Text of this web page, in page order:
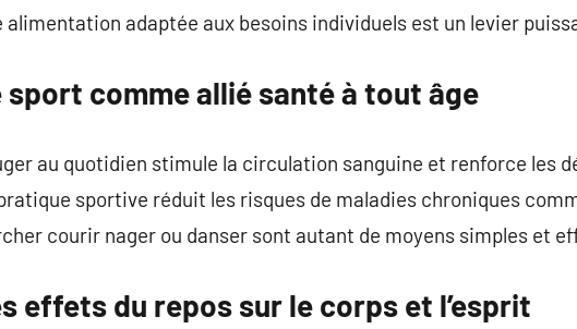
alimentation adaptée aux besoins individuels est un levier
sport comme allié santé à tout âge
au quotidien stimule la circulation sanguine et renforce les
sportive réduit les risques de maladies chroniques
courir nager ou danser sont autant de moyens simples et
effets du repos sur le corps et l’esprit